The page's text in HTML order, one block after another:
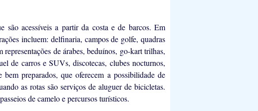
são acessíveis a partir da costa e de barcos. Em
incluem: delfinaria, campos de golfe, quadras
de árabes, beduínos, go-kart trilhas,
de carros e SUVs, discotecas, clubes nocturnos,
preparados, que oferecem a possibilidade de
as rotas são serviços de aluguer de bicicletas.
de camelo e percursos turísticos.